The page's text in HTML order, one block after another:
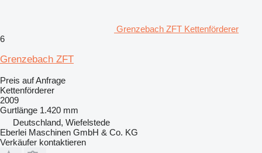
Grenzebach ZFT Kettenförderer
6
Grenzebach ZFT
Preis auf Anfrage
Kettenförderer
2009
Gurtlänge 1.420 mm
Deutschland, Wiefelstede
Eberlei Maschinen GmbH & Co. KG
Verkäufer kontaktieren